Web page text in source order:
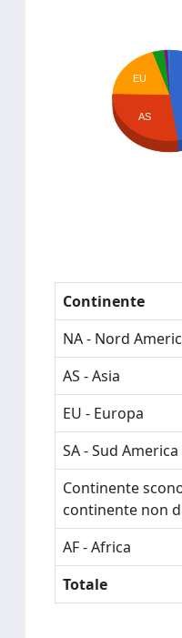
EU
AS
Continente
NA - Nord
AS - Asia
EU - Europa
SA - Sud America
Continente
continente non
AF - Africa
Totale